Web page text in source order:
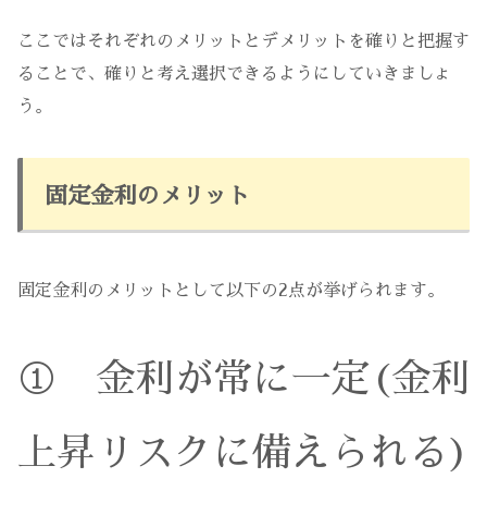
ここではそれぞれのメリットとデメリットを確りと把握す
ることで、確りと考え選択できるようにしていきましょ
う。
固定金利のメリット
固定金利のメリットとして以下の2点が挙げられます。
① 金利が常に一定(金利
上昇リスクに備えられる)